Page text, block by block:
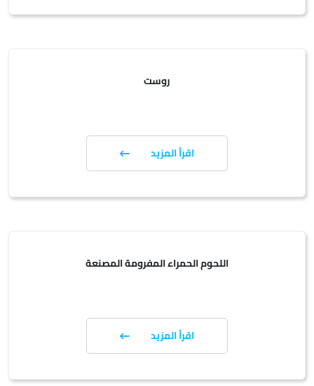
روست
اقرأ المزيد
اللحوم الحمراء المفرومة المصنعة
اقرأ المزيد